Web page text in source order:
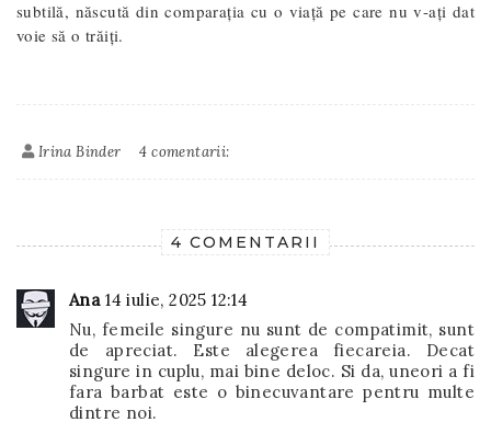
subtilă, născută din comparația cu o viață pe care nu v-ați dat
voie să o trăiți.
Irina Binder 4 comentarii:
4 COMENTARII
Ana 14 iulie, 2025 12:14
Nu, femeile singure nu sunt de compatimit, sunt
de apreciat. Este alegerea fiecareia. Decat
singure in cuplu, mai bine deloc. Si da, uneori a fi
fara barbat este o binecuvantare pentru multe
dintre noi.